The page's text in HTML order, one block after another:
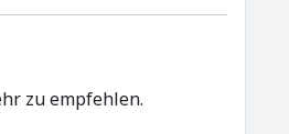
zu empfehlen.